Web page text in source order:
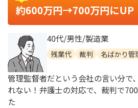
約600万円→700万円にUP
40代/男性/製造業
残業代 裁判 名ばかり管
管理監督者だという会社の言い分で
れない！弁護士の対応で、裁判で
た